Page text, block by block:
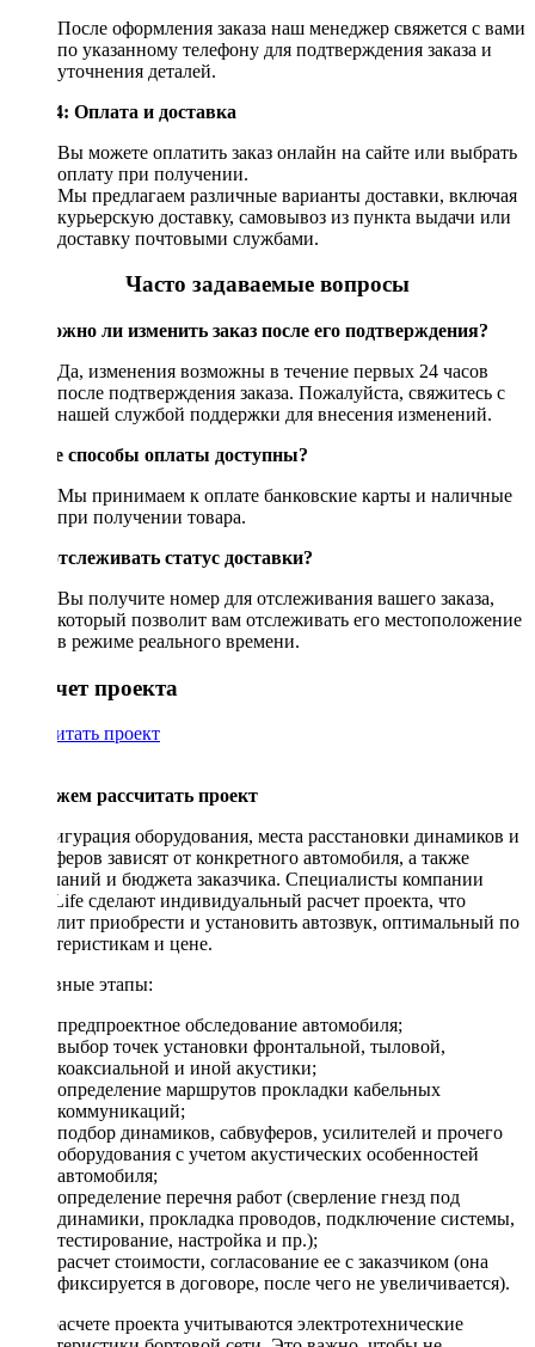
После оформления заказа наш менеджер свяжется с вами
по указанному телефону для подтверждения заказа и
уточнения деталей.
Шаг 4: Оплата и доставка
Вы можете оплатить заказ онлайн на сайте или выбрать
оплату при получении.
Мы предлагаем различные варианты доставки, включая
курьерскую доставку, самовывоз из пункта выдачи или
доставку почтовыми службами.
Часто задаваемые вопросы
Возможно ли изменить заказ после его подтверждения?
Да, изменения возможны в течение первых 24 часов
после подтверждения заказа. Пожалуйста, свяжитесь с
нашей службой поддержки для внесения изменений.
Какие способы оплаты доступны?
Мы принимаем к оплате банковские карты и наличные
при получении товара.
Как отслеживать статус доставки?
Вы получите номер для отслеживания вашего заказа,
который позволит вам отслеживать его местоположение
в режиме реального времени.
Рассчет проекта
Рассчитать проект
Поможем рассчитать проект
Конфигурация оборудования, места расстановки динамиков и
сабвуферов зависят от конкретного автомобиля, а также
пожеланий и бюджета заказчика. Специалисты компании
DriveLife сделают индивидуальный расчет проекта, что
позволит приобрести и установить автозвук, оптимальный по
характеристикам и цене.
Основные этапы:
предпроектное обследование автомобиля;
выбор точек установки фронтальной, тыловой,
коаксиальной и иной акустики;
определение маршрутов прокладки кабельных
коммуникаций;
подбор динамиков, сабвуферов, усилителей и прочего
оборудования с учетом акустических особенностей
автомобиля;
определение перечня работ (сверление гнезд под
динамики, прокладка проводов, подключение системы,
тестирование, настройка и пр.);
расчет стоимости, согласование ее с заказчиком (она
фиксируется в договоре, после чего не увеличивается).
При расчете проекта учитываются электротехнические